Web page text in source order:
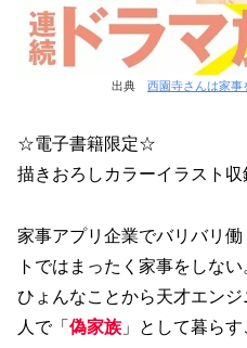
出典 西園寺さんは家事
☆電子書籍限定☆
描きおろしカラーイラスト収
家事アプリ企業でバリバリ
トではまったく家事をしない
ひょんなことから天才エン
人で「 偽家族 」として暮らす